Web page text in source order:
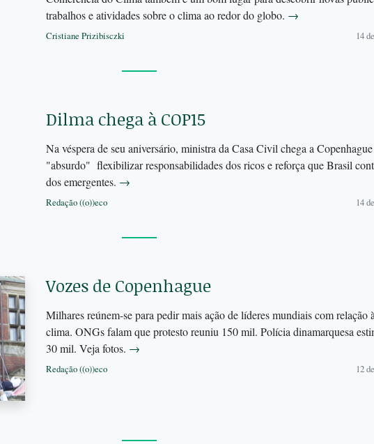
trabalhos e atividades sobre o clima ao redor do globo. →
Cristiane Prizibisczki 14
Dilma chega à COP15
Na véspera de seu aniversário, ministra da Casa Civil chega a
"absurdo" flexibilizar responsabilidades dos ricos e reforça que Brasil
dos emergentes. →
Redação ((o))eco 14
Vozes de Copenhague
Milhares reúnem-se para pedir mais ação de líderes mundiais com relação
clima. ONGs falam que protesto reuniu 150 mil. Polícia dinamarquesa
30 mil. Veja fotos. →
Redação ((o))eco 12